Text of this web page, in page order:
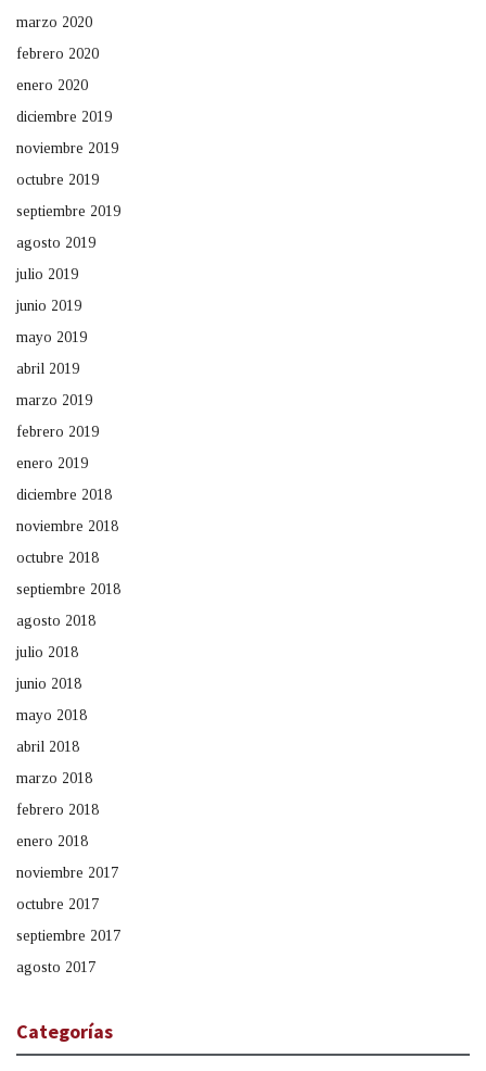
marzo 2020
febrero 2020
enero 2020
diciembre 2019
noviembre 2019
octubre 2019
septiembre 2019
agosto 2019
julio 2019
junio 2019
mayo 2019
abril 2019
marzo 2019
febrero 2019
enero 2019
diciembre 2018
noviembre 2018
octubre 2018
septiembre 2018
agosto 2018
julio 2018
junio 2018
mayo 2018
abril 2018
marzo 2018
febrero 2018
enero 2018
noviembre 2017
octubre 2017
septiembre 2017
agosto 2017
Categorías